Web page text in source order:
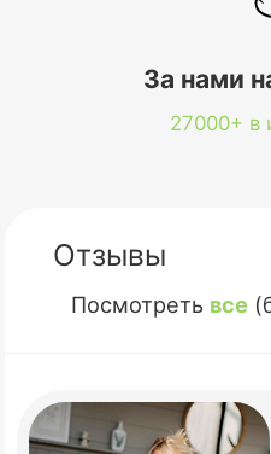
За нами
27000+ в
Отзывы
Посмотреть все